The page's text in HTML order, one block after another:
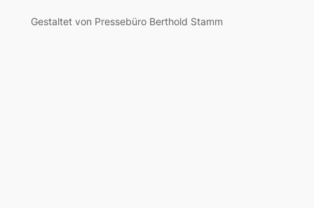
Gestaltet von Pressebüro Berthold Stamm